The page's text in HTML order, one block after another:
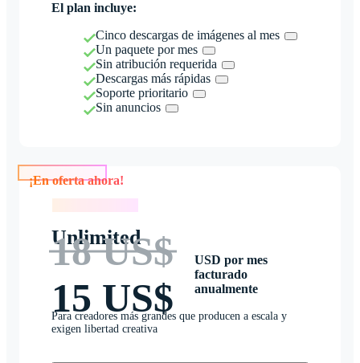
El plan incluye:
Cinco descargas de imágenes al mes
Un paquete por mes
Sin atribución requerida
Descargas más rápidas
Soporte prioritario
Sin anuncios
Unlimited
18 US$
15 US$
USD por mes
facturado
anualmente
Para creadores más grandes que producen a escala y
exigen libertad creativa